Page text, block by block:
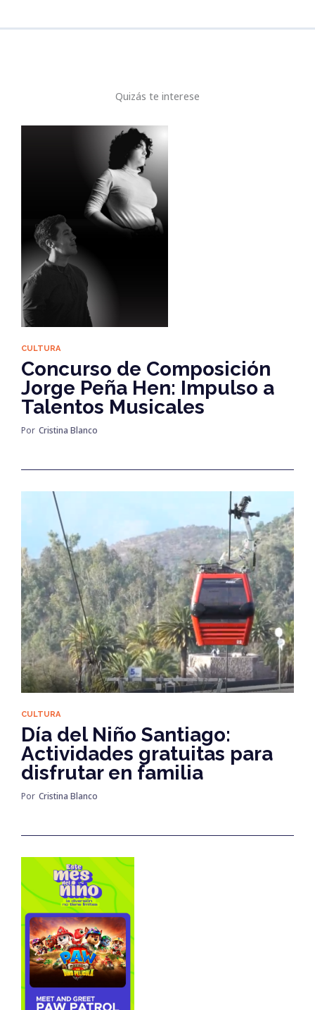
Quizás te interese
CULTURA
Concurso de Composición
Jorge Peña Hen: Impulso a
Talentos Musicales
Por Cristina Blanco
CULTURA
Día del Niño Santiago:
Actividades gratuitas para
disfrutar en familia
Por Cristina Blanco